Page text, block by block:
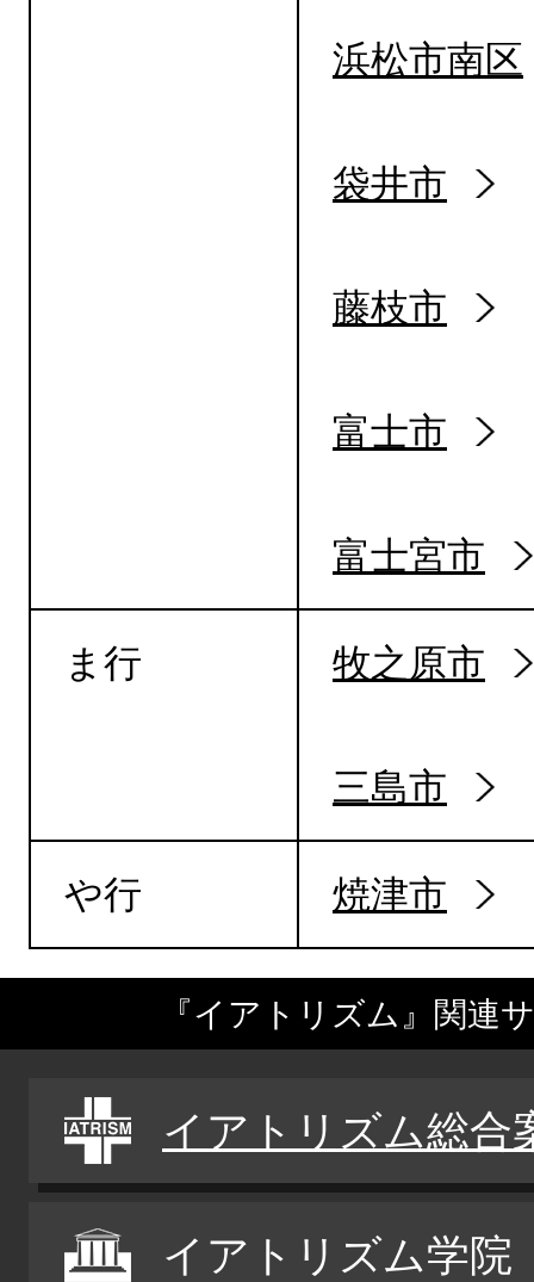
浜松市南区
袋井市
藤枝市
富士市
富士宮市
ま行 牧之原市
三島市
や行 焼津市
『イアトリズム』関連
イアトリズム総合
イアトリズム学院